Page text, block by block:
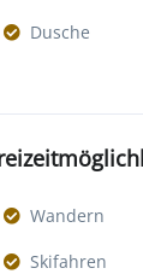
Dusche
Wandern
Skifahren